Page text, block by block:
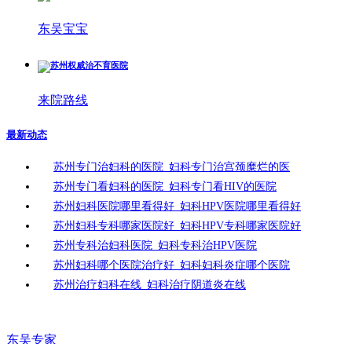
东吴宝宝
来院路线
最新动态
苏州专门治妇科的医院_妇科专门治宫颈糜烂的医
苏州专门看妇科的医院_妇科专门看HIV的医院
苏州妇科医院哪里看得好_妇科HPV医院哪里看得好
苏州妇科专科哪家医院好_妇科HPV专科哪家医院好
苏州专科治妇科医院_妇科专科治HPV医院
苏州妇科哪个医院治疗好_妇科妇科炎症哪个医院
苏州治疗妇科在线_妇科治疗阴道炎在线
东吴专家